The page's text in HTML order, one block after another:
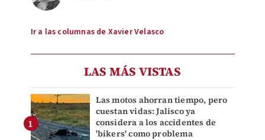
Ir a las columnas de Xavier Velasco
LAS MÁS VISTAS
Las motos ahorran tiempo, pero
cuestan vidas: Jalisco ya
considera a los accidentes de
'bikers' como problema